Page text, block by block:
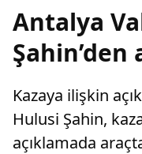
Antalya
Şahin’den
Kazaya ilişkin
Hulusi Şahin,
açıklamada